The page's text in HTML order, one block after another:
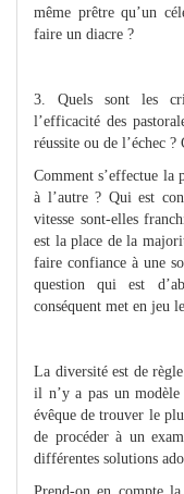
même prêtre qu’un
faire un diacre ?
3.
Quels sont les
l’efficacité des
réussite ou de l’échec
Comment s’effectue la
à l’autre ? Qui est
vitesse sont-elles
est la place de la
faire confiance à une
question qui est
conséquent met en jeu
La diversité est de
il n’y a pas un
évêque de trouver le
de procéder à un
différentes solutions